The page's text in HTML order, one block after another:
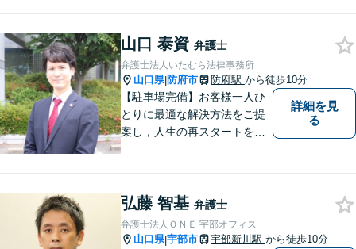
い！
山口 泰資 弁護士
弁護士法人いたむら法律事務所
山口県|防府市 防府駅 から徒歩10分
【駐車場完備】お客様一人ひ
とりに最適な解決方法をご提
案し，人生の再スタートをお
無料】お気軽にご相談くださ
い。
詳細を見
る
弘藤 智基 弁護士
弁護士法人ＯＮＥ 宇部オフィス
山口県|宇部市 宇部新川駅 から徒歩10分